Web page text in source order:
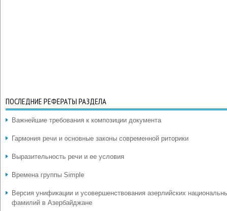
ПОСЛЕДНИЕ РЕФЕРАТЫ РАЗДЕЛА
Важнейшие требования к композиции документа
Гармония речи и основные законы современной риторики
Выразительность речи и ее условия
Времена группы Simple
Версия унификации и усовершенствования азерлийских
фамилий в Азербайджане